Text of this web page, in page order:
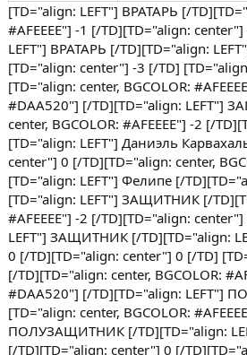
[TD="align: LEFT"] ВРАТАРЬ [/
#AFEEEE"] -1 [/TD][TD="align:
LEFT"] ВРАТАРЬ [/TD][TD="align:
[TD="align: center"] -3 [/TD]
[TD="align: center, BGCOLOR:
#DAA520"] [/TD][TD="align: LEFT"]
center, BGCOLOR: #AFEEEE"] -2 [/
[TD="align: LEFT"] Даниэль
center"] 0 [/TD][TD="align: center,
[TD="align: LEFT"] Фелипе [/
[TD="align: LEFT"] ЗАЩИТНИК [/
#AFEEEE"] -2 [/TD][TD="align:
LEFT"] ЗАЩИТНИК [/TD][TD="align:
0 [/TD][TD="align: center"] 0 [/TD]
[/TD][TD="align: center, BGCOLOR:
#DAA520"] [/TD][TD="align: LEFT"]
[TD="align: center, BGCOLOR:
ПОЛУЗАЩИТНИК [/TD][TD="align:
[/TD][TD="align: center"] 0 [/